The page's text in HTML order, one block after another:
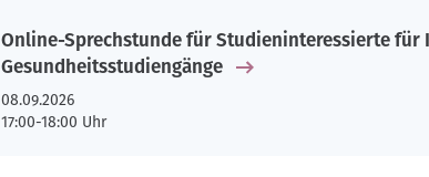
Online-Sprechstunde für Studieninteressierte für
Gesundheitsstudiengänge
08.09.2026
17:00-18:00 Uhr